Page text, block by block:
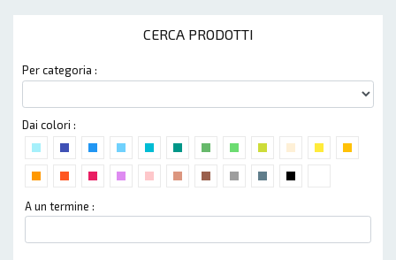
CERCA PRODOTTI
Per categoria :
Dai colori :
A un termine :